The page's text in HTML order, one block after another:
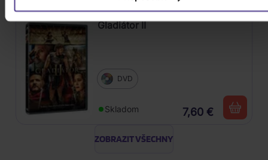
Gladiátor II
DVD
Skladom 7,60 €
ZOBRAZIT VŠECHNY